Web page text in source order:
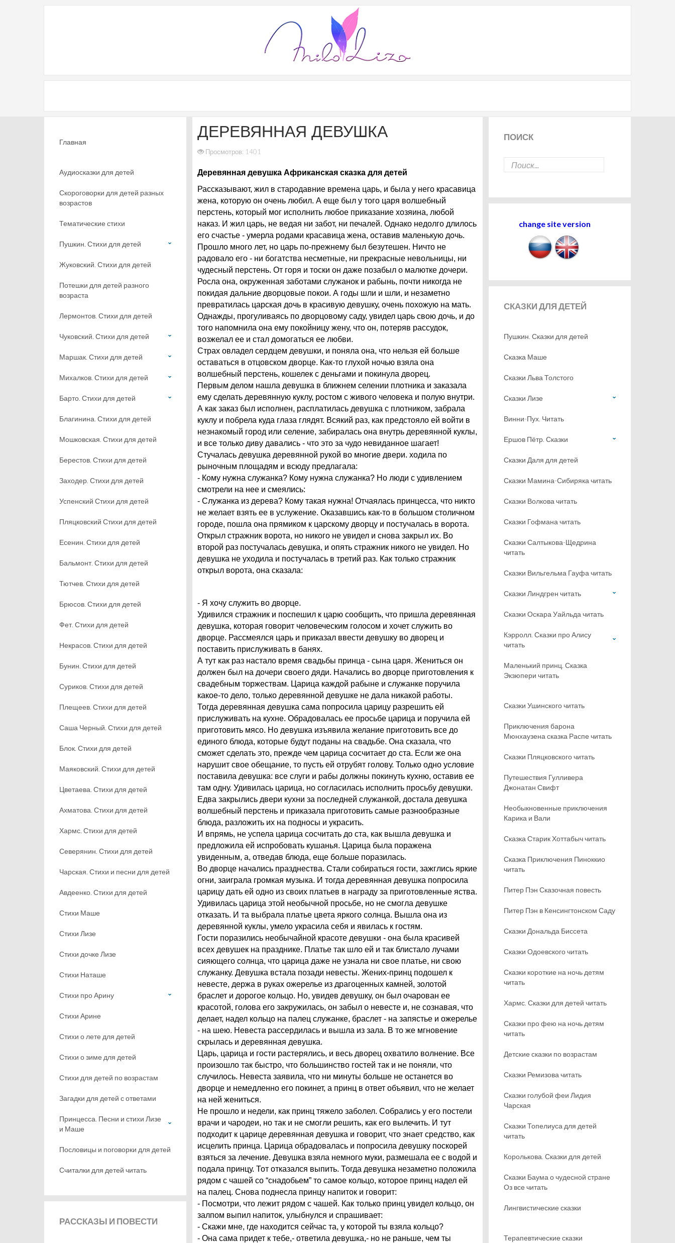
ДЕРЕВЯННАЯ ДЕВУШКА
Просмотров: 1401
Деревянная девушка Африканская сказка для детей
Рассказывают, жил в стародавние времена царь, и была у него красавица
жена, которую он очень любил. А еще был у того царя волшебный
перстень, который мог исполнить любое приказание хозяина, любой
наказ. И жил царь, не ведая ни забот, ни печалей. Однако недолго длилось
его счастье - умерла родами красавица жена, оставив маленькую дочь.
Прошло много лет, но царь по-прежнему был безутешен. Ничто не
радовало его - ни богатства несметные, ни прекрасные невольницы, ни
чудесный перстень. От горя и тоски он даже позабыл о малютке дочери.
Росла она, окруженная заботами служанок и рабынь, почти никогда не
покидая дальние дворцовые покои. А годы шли и шли, и незаметно
превратилась царская дочь в красивую девушку, очень похожую на мать.
Однажды, прогуливаясь по дворцовому саду, увидел царь свою дочь, и до
того напомнила она ему покойницу жену, что он, потеряв рассудок,
возжелал ее и стал домогаться ее любви.
Страх овладел сердцем девушки, и поняла она, что нельзя ей больше
оставаться в отцовском дворце. Как-то глухой ночью взяла она
волшебный перстень, кошелек с деньгами и покинула дворец.
Первым делом нашла девушка в ближнем селении плотника и заказала
ему сделать деревянную куклу, ростом с живого человека и полую внутри.
А как заказ был исполнен, расплатилась девушка с плотником, забрала
куклу и побрела куда глаза глядят. Всякий раз, как предстояло ей войти в
незнакомый город или селение, забиралась она внутрь деревянной куклы,
и все только диву давались - что это за чудо невиданное шагает!
Стучалась девушка деревянной рукой во многие двери. ходила по
рыночным площадям и всюду предлагала:
- Кому нужна служанка? Кому нужна служанка? Но люди с удивлением
смотрели на нее и смеялись:
- Служанка из дерева? Кому такая нужна! Отчаялась принцесса, что никто
не желает взять ее в услужение. Оказавшись как-то в большом столичном
городе, пошла она прямиком к царскому дворцу и постучалась в ворота.
Открыл стражник ворота, но никого не увидел и снова закрыл их. Во
второй раз постучалась девушка, и опять стражник никого не увидел. Но
девушка не уходила и постучалась в третий раз. Как только стражник
открыл ворота, она сказала:
- Я хочу служить во дворце.
Удивился стражник и поспешил к царю сообщить, что пришла деревянная
девушка, которая говорит человеческим голосом и хочет служить во
дворце. Рассмеялся царь и приказал ввести девушку во дворец и
поставить прислуживать в банях.
А тут как раз настало время свадьбы принца - сына царя. Жениться он
должен был на дочери своего дяди. Начались во дворце приготовления к
свадебным торжествам. Царица каждой рабыне и служанке поручила
какое-то дело, только деревянной девушке не дала никакой работы.
Тогда деревянная девушка сама попросила царицу разрешить ей
прислуживать на кухне. Обрадовалась ее просьбе царица и поручила ей
приготовить мясо. Но девушка изъявила желание приготовить все до
единого блюда, которые будут поданы на свадьбе. Она сказала, что
сможет сделать это, прежде чем царица сосчитает до ста. Если же она
нарушит свое обещание, то пусть ей отрубят голову. Только одно условие
поставила девушка: все слуги и рабы должны покинуть кухню, оставив ее
там одну. Удивилась царица, но согласилась исполнить просьбу девушки.
Едва закрылись двери кухни за последней служанкой, достала девушка
волшебный перстень и приказала приготовить самые разнообразные
блюда, разложить их на подносы и украсить.
И впрямь, не успела царица сосчитать до ста, как вышла девушка и
предложила ей испробовать кушанья. Царица была поражена
увиденным, а, отведав блюда, еще больше поразилась.
Во дворце начались празднества. Стали собираться гости, зажглись яркие
огни, заиграла громкая музыка. И тогда деревянная девушка попросила
царицу дать ей одно из своих платьев в награду за приготовленные яства.
Удивилась царица этой необычной просьбе, но не смогла девушке
отказать. И та выбрала платье цвета яркого солнца. Вышла она из
деревянной куклы, умело украсила себя и явилась к гостям.
Гости поразились необычайной красоте девушки - она была красивей
всех девушек на празднике. Платье так шло ей и так блистало лучами
сияющего солнца, что царица даже не узнала ни свое платье, ни свою
служанку. Девушка встала позади невесты. Жених-принц подошел к
невесте, держа в руках ожерелье из драгоценных камней, золотой
браслет и дорогое кольцо. Но, увидев девушку, он был очарован ее
красотой, голова его закружилась, он забыл о невесте и, не сознавая, что
делает, надел кольцо на палец служанке, браслет - на запястье и ожерелье
- на шею. Невеста рассердилась и вышла из зала. В то же мгновение
скрылась и деревянная девушка.
Царь, царица и гости растерялись, и весь дворец охватило волнение. Все
произошло так быстро, что большинство гостей так и не поняли, что
случилось. Невеста заявила, что ни минуты больше не останется во
дворце и немедленно его покинет, а принц в ответ объявил, что не желает
на ней жениться.
Не прошло и недели, как принц тяжело заболел. Собрались у его постели
врачи и чародеи, но так и не смогли решить, как его вылечить. И тут
подходит к царице деревянная девушка и говорит, что знает средство, как
исцелить принца. Царица обрадовалась и попросила девушку поскорей
взяться за лечение. Девушка взяла немного муки, размешала ее с водой и
подала принцу. Тот отказался выпить. Тогда девушка незаметно положила
рядом с чашей со “снадобьем” то самое кольцо, которое принц надел ей
на палец. Снова поднесла принцу напиток и говорит:
- Посмотри, что лежит рядом с чашей. Как только принц увидел кольцо, он
залпом выпил напиток, улыбнулся и спрашивает:
- Скажи мне, где находится сейчас та, у которой ты взяла кольцо?
- Она сама придет к тебе,- ответила девушка,- но не раньше, чем ты
Главная
Аудиосказки для детей
Скороговорки для детей разных
возрастов
Тематические стихи
Пушкин. Стихи для детей
Жуковский. Стихи для детей
Потешки для детей разного
возраста
Лермонтов. Стихи для детей
Чуковский. Стихи для детей
Маршак. Стихи для детей
Михалков. Стихи для детей
Барто. Стихи для детей
Благинина. Стихи для детей
Мошковская. Стихи для детей
Берестов. Стихи для детей
Заходер. Стихи для детей
Успенский Стихи для детей
Пляцковский Стихи для детей
Есенин. Стихи для детей
Бальмонт. Стихи для детей
Тютчев. Стихи для детей
Брюсов. Стихи для детей
Фет. Стихи для детей
Некрасов. Стихи для детей
Бунин. Стихи для детей
Суриков. Стихи для детей
Плещеев. Стихи для детей
Саша Черный. Стихи для детей
Блок. Стихи для детей
Маяковский. Стихи для детей
Цветаева. Стихи для детей
Ахматова. Стихи для детей
Хармс. Стихи для детей
Северянин. Стихи для детей
Чарская. Стихи и песни для детей
Авдеенко. Стихи для детей
Стихи Маше
Стихи Лизе
Стихи дочке Лизе
Стихи Наташе
Стихи про Арину
Стихи Арине
Стихи о лете для детей
Стихи о зиме для детей
Стихи для детей по возрастам
Загадки для детей с ответами
Принцесса. Песни и стихи Лизе
и Маше
Пословицы и поговорки для детей
Считалки для детей читать
РАССКАЗЫ И ПОВЕСТИ
ПОИСК
change site version
СКАЗКИДЛЯ ДЕТЕЙ
Пушкин. Сказки для детей
Сказка Маше
Сказки Льва Толстого
Сказки Лизе
Винни-Пух. Читать
Ершов Пётр. Сказки
Сказки Даля для детей
Сказки Мамина-Сибиряка читать
Сказки Волкова читать
Сказки Гофмана читать
Сказки Салтыкова-Щедрина
читать
Сказки Вильгельма Гауфа читать
Сказки Линдгрен читать
Сказки Оскара Уайльда читать
Кэрролл. Сказки про Алису
читать
Маленький принц. Сказка
Экзюпери читать
Сказки Ушинского читать
Приключения барона
Мюнхаузена сказка Распе читать
Сказки Пляцковского читать
Путешествия Гулливера
Джонатан Свифт
Необыкновенные приключения
Карика и Вали
Сказка Старик Хоттабыч читать
Сказка Приключения Пиноккио
читать
Питер Пэн Сказочная повесть
Питер Пэн в Кенсингтонском Саду
Сказки Дональда Биссета
Сказки Одоевского читать
Сказки короткие на ночь детям
читать
Хармс. Сказки для детей читать
Сказки про фею на ночь детям
читать
Детские сказки по возрастам
Сказки Ремизова читать
Сказки голубой феи Лидия
Чарская
Сказки Топелиуса для детей
читать
Королькова. Сказки для детей
Сказки Баума о чудесной стране
Оз все читать
Лингвистические сказки
Терапевтические сказки